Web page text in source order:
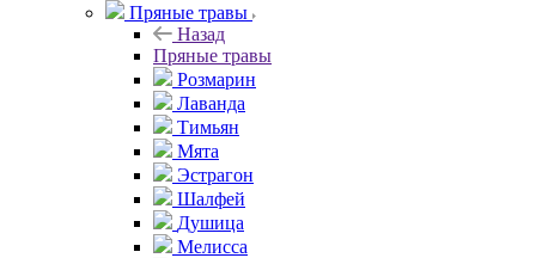
Пряные травы
Назад
Пряные травы
Розмарин
Лаванда
Тимьян
Мята
Эстрагон
Шалфей
Душица
Мелисса